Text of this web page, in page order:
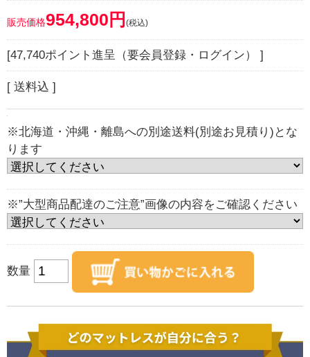
販売価格954,800円 (税込)
[47,740ポイント進呈（要会員登録・ログイン） ]
[ 送料込 ]
※北海道・沖縄・離島への別途送料(別途お見積り)とな
ります
※”大型商品配達のご注意”画像の内容をご確認ください
数量